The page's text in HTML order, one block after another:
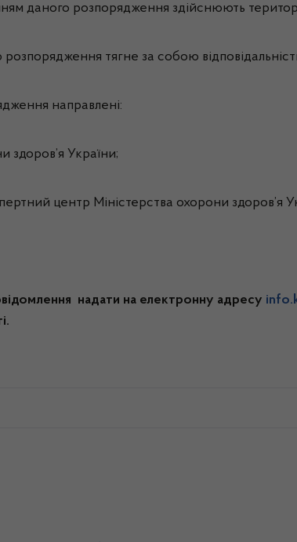
даного розпорядження здійснюють
тягне за собою
направлені:
здоров’я України;
центр Міністерства охорони здоров’я
надати на електронну адресу